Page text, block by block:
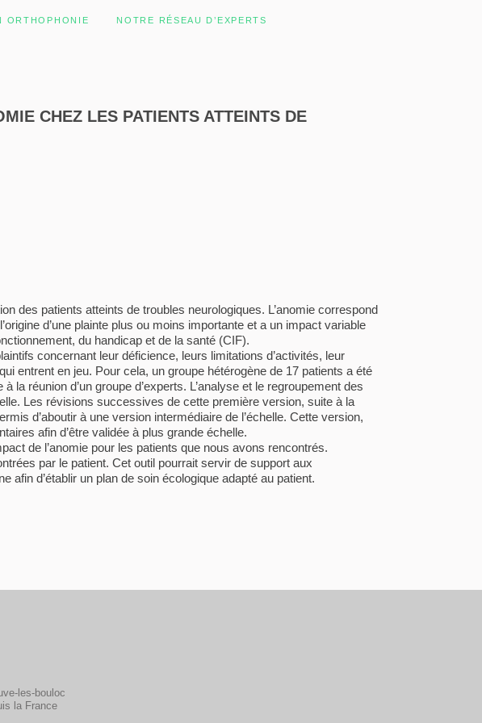
ORTHOPHONIE NOTRE RÉSEAU D’EXPERTS
CHEZ LES PATIENTS ATTEINTS DE
des patients atteints de troubles neurologiques. L’anomie correspond
d’une plainte plus ou moins importante et a un impact variable
du handicap et de la santé (CIF).
concernant leur déficience, leurs limitations d’activités, leur
entrent en jeu. Pour cela, un groupe hétérogène de 17 patients a été
la réunion d’un groupe d’experts. L’analyse et le regroupement des
Les révisions successives de cette première version, suite à la
d’aboutir à une version intermédiaire de l’échelle. Cette version,
afin d’être validée à plus grande échelle.
de l’anomie pour les patients que nous avons rencontrés.
par le patient. Cet outil pourrait servir de support aux
afin d’établir un plan de soin écologique adapté au patient.
les-bouloc
la France